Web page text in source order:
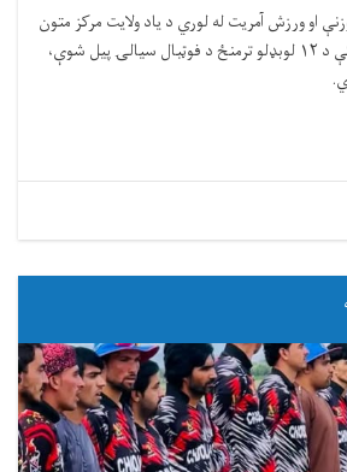
او ورزش آمریت له لوري د یاد ولایت مرکز متون
ښار کونډیو صحرا سیمه کې د ١٢ لوبډلو ترمنځ د فوټبال سیالۍ پیل شوې،